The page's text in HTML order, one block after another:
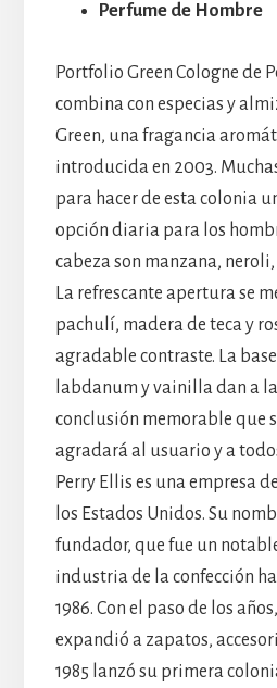
Perfume de Hombre
Portfolio Green Cologne de
combina con especias y
Green, una fragancia
introducida en 2003.
para hacer de esta colonia
opción diaria para los
cabeza son manzana,
La refrescante apertura se
pachulí, madera de teca y
agradable contraste. La
labdanum y vainilla dan a
conclusión memorable que
agradará al usuario y a
Perry Ellis es una empresa
los Estados Unidos. Su
fundador, que fue un
industria de la confección
1986. Con el paso de los
expandió a zapatos,
1985 lanzó su primera